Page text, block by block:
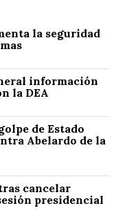
la seguridad
información
la DEA
de Estado
Abelardo de la
cancelar
presidencial